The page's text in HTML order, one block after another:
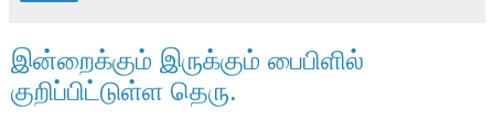
இன்றைக்கும் இருக்கும் பைபிளில்
குறிப்பிட்டுள்ள‌ தெரு.